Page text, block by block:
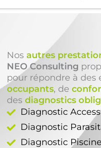
Nos autres
NEO Consulting
pour répondre à des
occupants, de
des diagnostics
Diagnostic
Diagnostic
Diagnostic